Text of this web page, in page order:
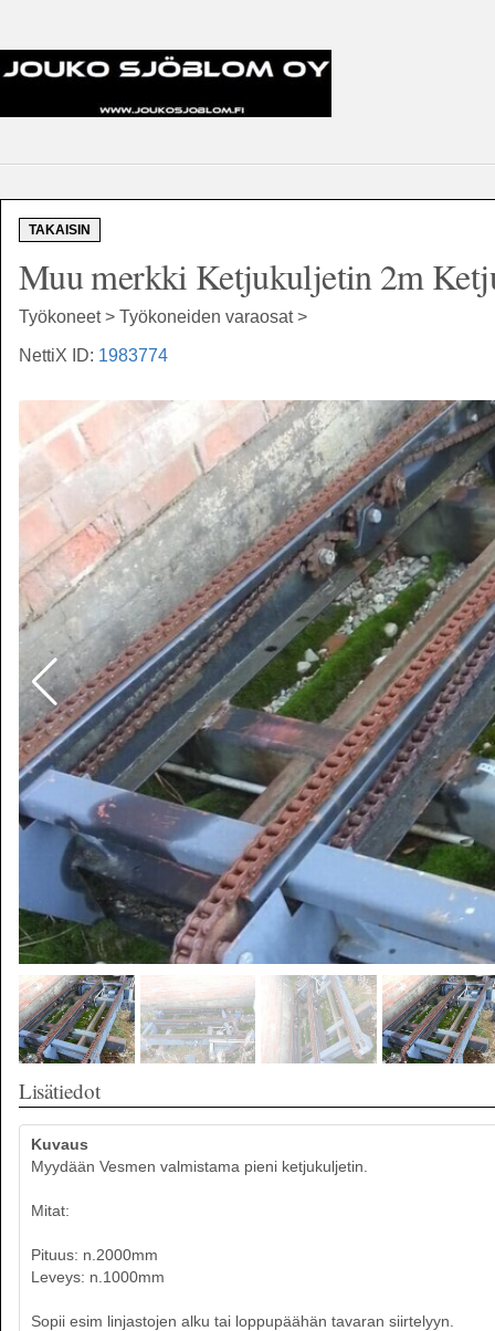
TAKAISIN
Muu merkki Ketjukuljetin 2m
Työkoneet > Työkoneiden varaosat >
NettiX ID: 1983774
Lisätiedot
Kuvaus
Myydään Vesmen valmistama pieni ketjukuljetin.
Mitat:
Pituus: n.2000mm
Leveys: n.1000mm
Sopii esim linjastojen alku tai loppupäähän tavaran siirtelyyn.